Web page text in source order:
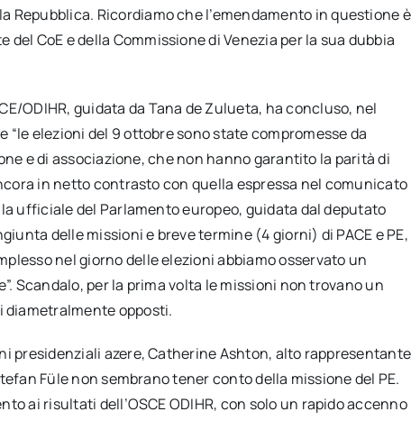
Repubblica. Ricordiamo che l’emendamento in questione è
del CoE e della Commissione di Venezia per la sua dubbia
ODIHR, guidata da Tana de Zulueta, ha concluso, nel
elezioni del 9 ottobre sono state compromesse da
e di associazione, che non hanno garantito la parità di
in netto contrasto con quella espressa nel comunicato
ufficiale del Parlamento europeo, guidata dal deputato
delle missioni e breve termine (4 giorni) di PACE e PE,
nel giorno delle elezioni abbiamo osservato un
Scandalo, per la prima volta le missioni non trovano un
opposti.
presidenziali azere, Catherine Ashton, alto rappresentante
Füle non sembrano tener conto della missione del PE.
ai risultati dell’OSCE ODIHR, con solo un rapido accenno